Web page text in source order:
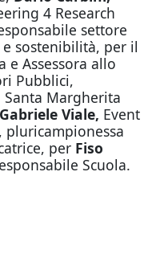
4 Research
settore
sostenibilità, per il
e Assessora allo
Pubblici,
Margherita
Gabriele Viale, Event
, pluricampionessa
per Fiso
Scuola.